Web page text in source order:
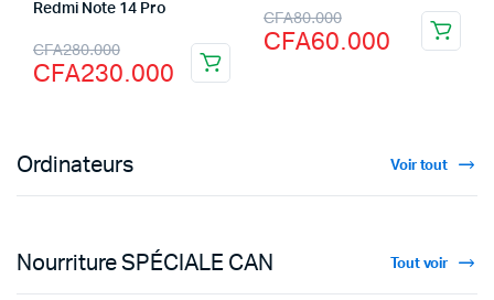
Redmi Note 14 Pro
CFA280.000
CFA230.000
CFA80.000
CFA60.000
Ordinateurs Voir tout
Nourriture SPÉCIALE CAN Tout voir